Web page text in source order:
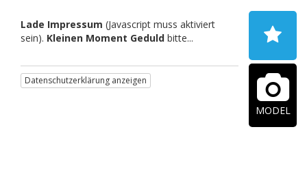
Lade Impressum (Javascript muss aktiviert
sein). Kleinen Moment Geduld bitte...
Datenschutzerklärung anzeigen
MODEL